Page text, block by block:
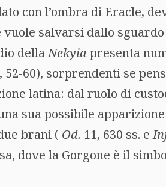
con l’ombra di Eracle,
salvarsi dallo
dellaNekyiapresenta
52-60), sorprendenti se
latina: dal ruolo di
sua possibile
brani ( Od. 11, 630 ss. e
dove la Gorgone è il